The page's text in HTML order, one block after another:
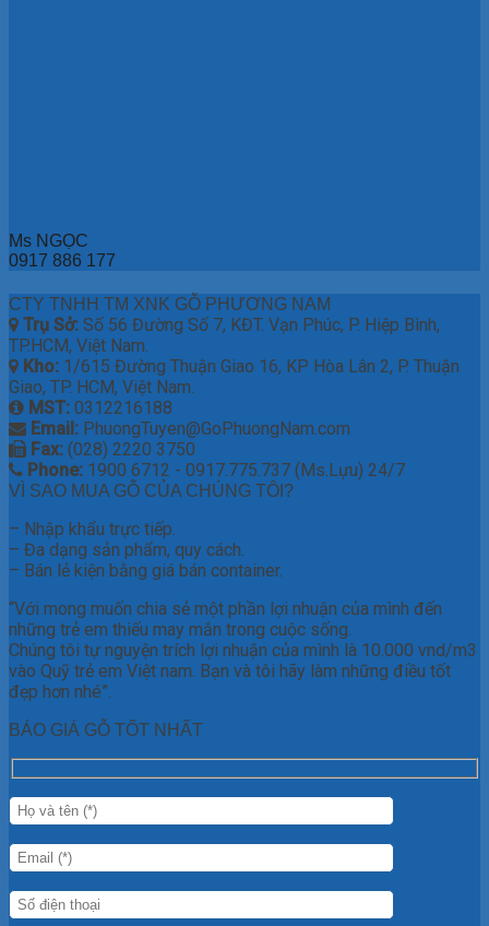
Ms NGỌC
0917 886 177
CTY TNHH TM XNK GỖ PHƯƠNG NAM
Trụ Sở: Số 56 Đường Số 7, KĐT. Vạn Phúc, P. Hiệp Bình,
TP.HCM, Việt Nam.
Kho: 1/615 Đường Thuận Giao 16, KP Hòa Lân 2, P. Thuận
Giao, TP. HCM, Việt Nam.
MST: 0312216188
Email: PhuongTuyen@GoPhuongNam.com
Fax: (028) 2220 3750
Phone: 1900 6712 - 0917.775.737 (Ms.Lựu) 24/7
VÌ SAO MUA GỖ CỦA CHÚNG TÔI?
– Nhập khẩu trực tiếp.
– Đa dạng sản phẩm, quy cách.
– Bán lẻ kiện bằng giá bán container.
“Với mong muốn chia sẻ một phần lợi nhuận của mình đến
những trẻ em thiếu may mắn trong cuộc sống.
Chúng tôi tự nguyện trích lợi nhuận của mình là 10.000 vnd/m3
vào Quỹ trẻ em Việt nam. Bạn và tôi hãy làm những điều tốt
đẹp hơn nhé”.
BÁO GIÁ GỖ TỐT NHẤT